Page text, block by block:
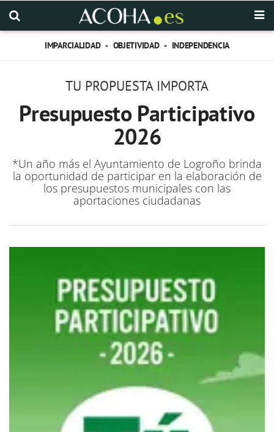
IMPARCIALIDAD - OBJETIVIDAD - INDEPENDENCIA
TU PROPUESTA IMPORTA
Presupuesto Participativo
2026
*Un año más el Ayuntamiento de Logroño brinda
la oportunidad de participar en la elaboración de
los presupuestos municipales con las
aportaciones ciudadanas